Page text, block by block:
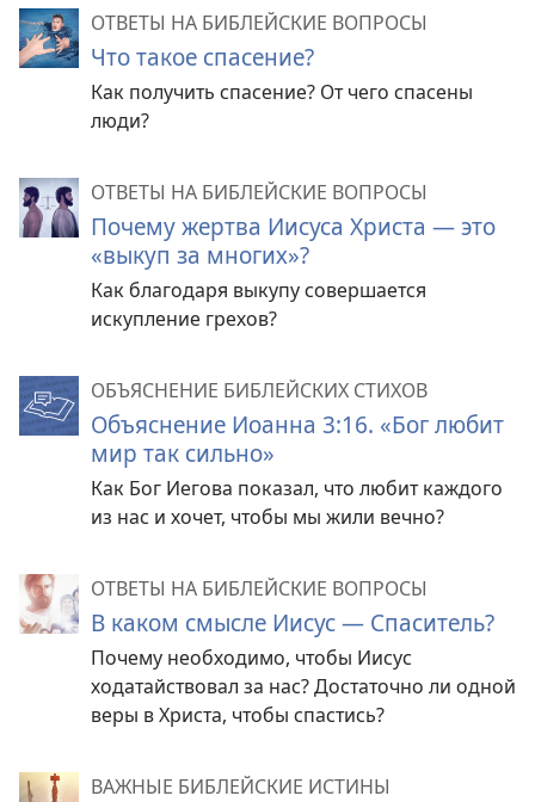
ОТВЕТЫ НА БИБЛЕЙСКИЕ ВОПРОСЫ
Что такое спасение?
Как получить спасение? От чего спасены
люди?
ОТВЕТЫ НА БИБЛЕЙСКИЕ ВОПРОСЫ
Почему жертва Иисуса Христа — это
«выкуп за многих»?
Как благодаря выкупу совершается
искупление грехов?
ОБЪЯСНЕНИЕ БИБЛЕЙСКИХ СТИХОВ
Объяснение Иоанна 3:16. «Бог любит
мир так сильно»
Как Бог Иегова показал, что любит каждого
из нас и хочет, чтобы мы жили вечно?
ОТВЕТЫ НА БИБЛЕЙСКИЕ ВОПРОСЫ
В каком смысле Иисус — Спаситель?
Почему необходимо, чтобы Иисус
ходатайствовал за нас? Достаточно ли одной
веры в Христа, чтобы спастись?
ВАЖНЫЕ БИБЛЕЙСКИЕ ИСТИНЫ